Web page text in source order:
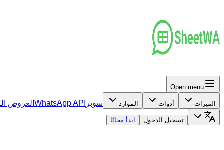
Open menu
الميزات أدوات الموارد سوبر WhatsApp API العروض
تسجيل الدخول ابدأ مجانًا